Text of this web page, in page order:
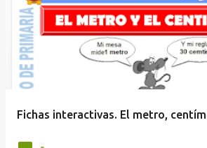
Fichas interactivas. El metro,